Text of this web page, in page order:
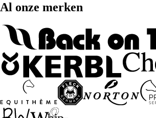
Al onze merken